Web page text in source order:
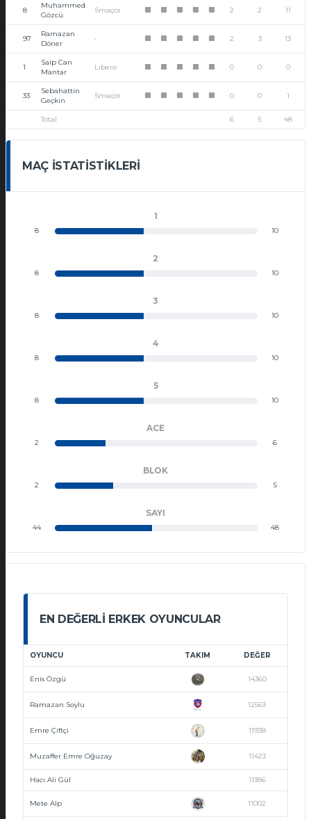
8
Muhammed
Gözcü
Smaçör 2 2 11
97
Ramazan
Döner
- 2 3 13
1
Saip Can
Mantar
Libero 0 0 0
33
Sebahattin
Geçkin
Smaçör 0 0 1
Total 6 5 48
MAÇ İSTATISTIKLERI
1
8 10
2
8 10
3
8 10
4
8 10
5
8 10
ACE
2 6
BLOK
2 5
SAYI
44 48
EN DEĞERLI ERKEK OYUNCULAR
OYUNCU TAKIM DEĞER
Enis Özgü 14360
Ramazan Soylu 12563
Emre Çiftçi 11938
Muzaffer Emre Oğuzay 11423
Hacı Ali Gül 11386
Mete Alp 11002